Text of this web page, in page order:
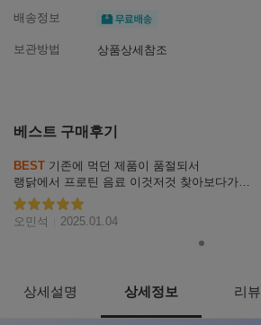
배송정보 무료배송
보관방법 상품상세참조
베스트 구매후기
별점5
오민석 2025.01.04
BEST 기존에 먹던 제품이 품절되서
랭닭에서 프로틴 음료 이것저것 찾아보다가
괜칞을것 같아서 구매했는데 기대됩니다!
잘 마시겠습니다~
리뷰
자세히
보기
상세설명 상세정보 리뷰